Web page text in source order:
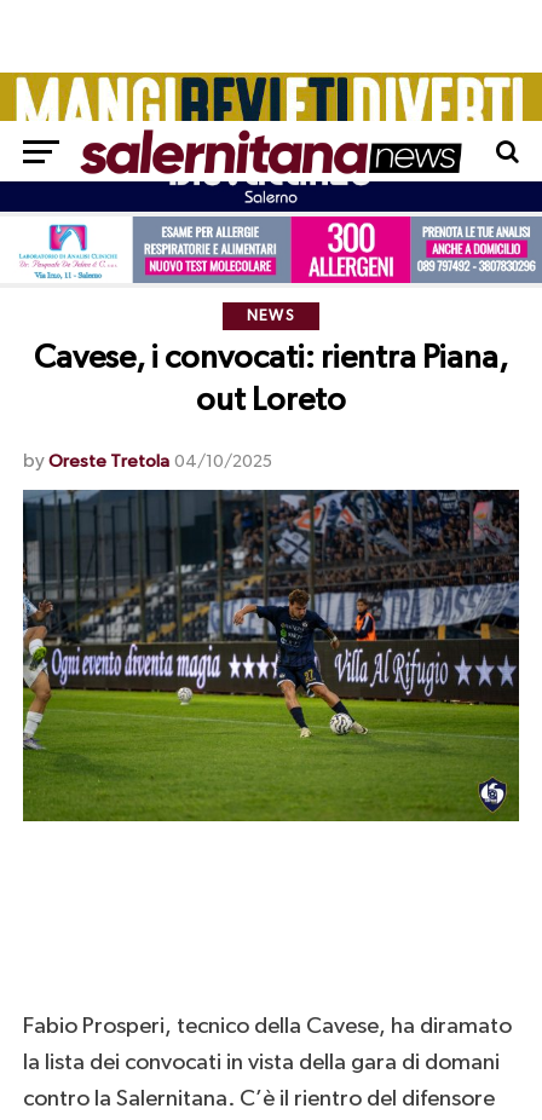
NEWS
Cavese, i convocati: rientra Piana,
out Loreto
by Oreste Tretola 04/10/2025
Fabio Prosperi, tecnico della Cavese, ha diramato
la lista dei convocati in vista della gara di domani
contro la Salernitana. C’è il rientro del difensore